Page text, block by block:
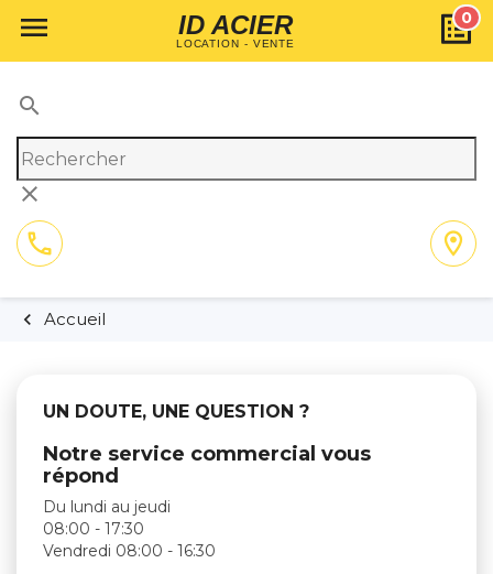
 ID ACIER
LOCATION - VENTE
0
search
clear
call location_on
Accueil
UN DOUTE, UNE QUESTION ?
Notre service commercial vous
répond
Du lundi au jeudi
08:00 - 17:30
Vendredi 08:00 - 16:30